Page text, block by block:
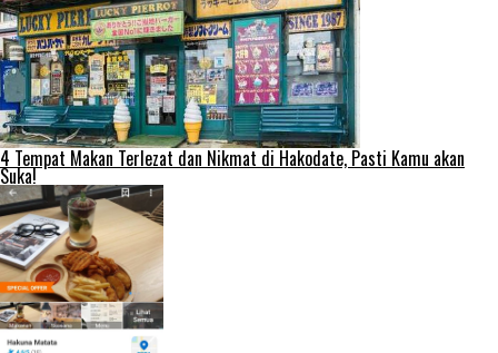
4 Tempat Makan Terlezat dan Nikmat di Hakodate, Pasti Kamu akan
Suka!